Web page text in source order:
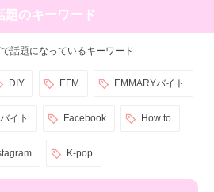
題のキーワード
話題になっているキーワード
DIY EFM EMMARYバイト
イト Facebook How to
K-pop